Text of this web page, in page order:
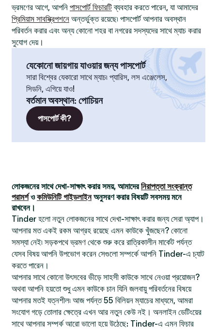
ভ্রমণের আগে, আপনি পাসপোর্ট ফিচারটিব্যবহার করতে পারেন, যা আমাদের
প্রিমিয়াম সাবস্ক্রিপশনে অন্তর্ভুক্ত রয়েছে৷ পাসপোর্ট আপনার অবস্থান
পরিবর্তন করার এবং অন্য কোনো শহর বা নগরের সদস্যদের সাথে ম্যাচ করার
সুযোগ দেয়।
যেকোনো জায়গায় যাওয়ার জন্য পাসপোর্ট
সারা বিশ্বের যেকারো সাথে ম্যাচ৷ প্যারিস, লস এঞ্জেলেস,
সিডনি, এগিয়ে যাও!
বর্তমান অবস্থান: পোচিয়ন
পাসপোর্ট কী?
লোকজনের সাথে দেখা-সাক্ষাৎ করার সময়, আমাদেরনিরাপত্তা সংক্রান্ত
পরামর্শওকমিউনিটি গাইডলাইনঅনুসরণ করার বিষয়টি সবসময় মনে
রাখবেন।
Tinder হলো নতুন লোকজনের সাথে দেখা-সাক্ষাৎ করার জন্য সেরা অ্যাপ।
আপনার মত একই রকম আগ্রহ রয়েছে এমন কাউকে খুঁজছেন? কোনো
সমস্যা নেই৷ সড়কপথে ভ্রমণ থেকে শুরু করে রাত্রিকালীন মার্কেট পর্যন্ত
যেসব বিষয় আপনি উপভোগ করেন সেগুলো সম্পর্কে আপনি Tinder-এ চ্যাট
করতে পারেন।
আপনার সাথে কোনো উৎসবের ভীড়ে সাহসী কাউকে সাথে নেওয়া প্রয়োজন?
অথবা আপনি হয়তো শুধু এমন কাউকে চান যিনি জলবায়ু পরিবর্তনের বিষয়ে
আপনার মতই যত্নশীল৷ আজ পর্যন্ত 55 বিলিয়ন ম্যাচের মাধ্যমে, আমরা
সংযোগ গড়ে তোলার ক্ষেত্রে এখন আর নতুন কেউ নই। অনলাইন ডেটিংয়ের
সাথে আপনার সম্পর্ক আরো ভালো হয়ে উঠেছে: Tinder-এ এমন ফিচার